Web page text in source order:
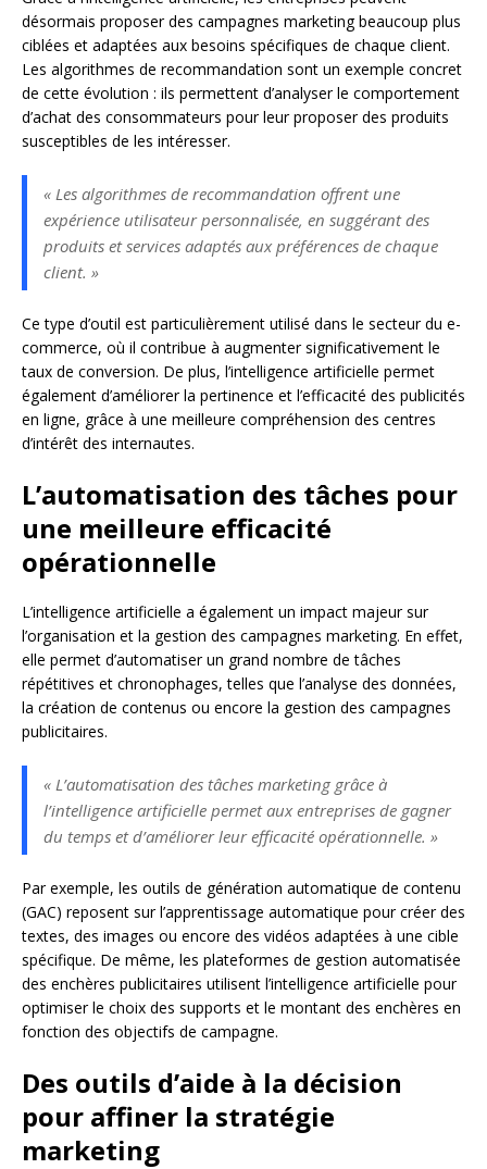
désormais proposer des campagnes marketing beaucoup plus
ciblées et adaptées aux besoins spécifiques de chaque client.
Les algorithmes de recommandation sont un exemple concret
de cette évolution : ils permettent d’analyser le comportement
d’achat des consommateurs pour leur proposer des produits
susceptibles de les intéresser.
« Les algorithmes de recommandation offrent une
expérience utilisateur personnalisée, en suggérant des
produits et services adaptés aux préférences de chaque
client. »
Ce type d’outil est particulièrement utilisé dans le secteur du e-
commerce, où il contribue à augmenter significativement le
taux de conversion. De plus, l’intelligence artificielle permet
également d’améliorer la pertinence et l’efficacité des publicités
en ligne, grâce à une meilleure compréhension des centres
d’intérêt des internautes.
L’automatisation des tâches pour
une meilleure efficacité
opérationnelle
L’intelligence artificielle a également un impact majeur sur
l’organisation et la gestion des campagnes marketing. En effet,
elle permet d’automatiser un grand nombre de tâches
répétitives et chronophages, telles que l’analyse des données,
la création de contenus ou encore la gestion des campagnes
publicitaires.
« L’automatisation des tâches marketing grâce à
l’intelligence artificielle permet aux entreprises de gagner
du temps et d’améliorer leur efficacité opérationnelle. »
Par exemple, les outils de génération automatique de contenu
(GAC) reposent sur l’apprentissage automatique pour créer des
textes, des images ou encore des vidéos adaptées à une cible
spécifique. De même, les plateformes de gestion automatisée
des enchères publicitaires utilisent l’intelligence artificielle pour
optimiser le choix des supports et le montant des enchères en
fonction des objectifs de campagne.
Des outils d’aide à la décision
pour affiner la stratégie
marketing